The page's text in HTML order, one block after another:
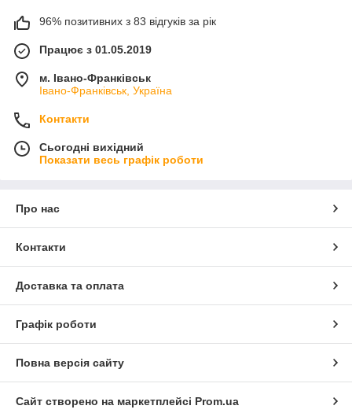
96% позитивних з 83 відгуків за рік
Працює з 01.05.2019
м. Івано-Франківськ
Івано-Франківськ, Україна
Контакти
Сьогодні вихідний
Показати весь графік роботи
Про нас
Контакти
Доставка та оплата
Графік роботи
Повна версія сайту
Сайт створено на маркетплейсі Prom.ua